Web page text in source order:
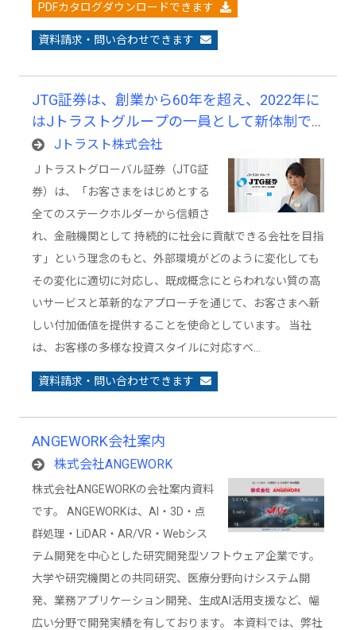
PDFカタログダウンロードできます
資料請求・問い合わせできます
JTG証券は、創業から60年を超え、2022年に
はJトラストグループの一員として新体制で
スタートした、歴史と革新が共存する証券会
社です。
Jトラスト株式会社
Ｊトラストグローバル証券（JTG証
券）は、「お客さまをはじめとする
全てのステークホルダーから信頼さ
れ、金融機関として 持続的に社会に貢献できる会社を目指
す」という理念のもと、外部環境がどのように変化しても
その変化に適切に対応し、既成概念にとらわれない質の高
いサービスと革新的なアプローチを通じて、お客さまへ新
しい付加価値を提供することを使命としています。 当社
は、お客様の多様な投資スタイルに対応すべ…
資料請求・問い合わせできます
ANGEWORK会社案内
株式会社ANGEWORK
株式会社ANGEWORKの会社案内資料
です。 ANGEWORKは、AI・3D・点
群処理・LiDAR・AR/VR・Webシス
テム開発を中心とした研究開発型ソフトウェア企業です。
大学や研究機関との共同研究、医療分野向けシステム開
発、業務アプリケーション開発、生成AI活用支援など、幅
広い分野で開発実績を有しております。 本資料では、弊社